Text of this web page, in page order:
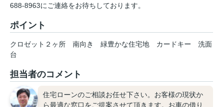
688-8963にご連絡をお待ちしております。
ポイント
クロゼット２ヶ所 南向き 緑豊かな住宅地 カードキー
洗面
台
担当者のコメント
住宅ローンのご相談お任せ下さい。お客様の現状か
ら最適な窓口をご提案させて頂きます。お車の借り